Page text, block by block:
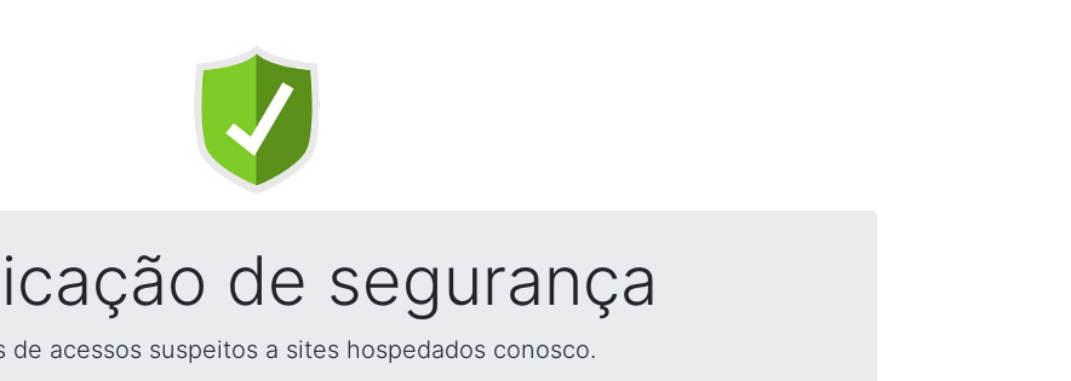
de segurança
acessos suspeitos a sites hospedados conosco.